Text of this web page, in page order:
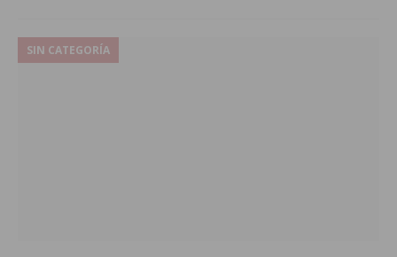
SIN CATEGORÍA